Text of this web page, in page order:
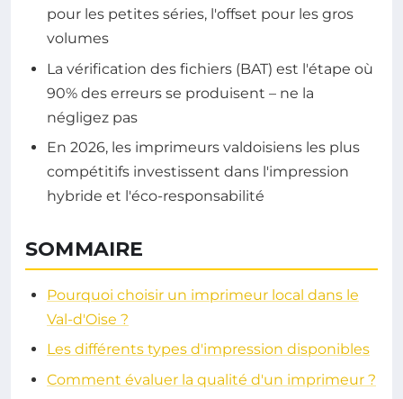
pour les petites séries, l'offset pour les gros
volumes
La vérification des fichiers (BAT) est l'étape où
90% des erreurs se produisent – ne la
négligez pas
En 2026, les imprimeurs valdoisiens les plus
compétitifs investissent dans l'impression
hybride et l'éco-responsabilité
SOMMAIRE
Pourquoi choisir un imprimeur local dans le
Val-d'Oise ?
Les différents types d'impression disponibles
Comment évaluer la qualité d'un imprimeur ?